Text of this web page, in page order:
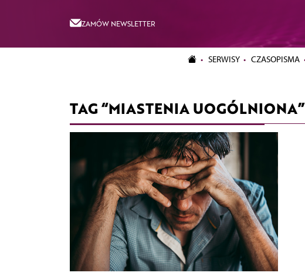
ZAMÓW NEWSLETTER
SERWISY CZASOPISMA
TAG “MIASTENIA UOGÓLNIONA”